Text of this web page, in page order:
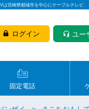
は宮崎県都城市を中心にケーブルテレビ
ログイン ユー
固定電話